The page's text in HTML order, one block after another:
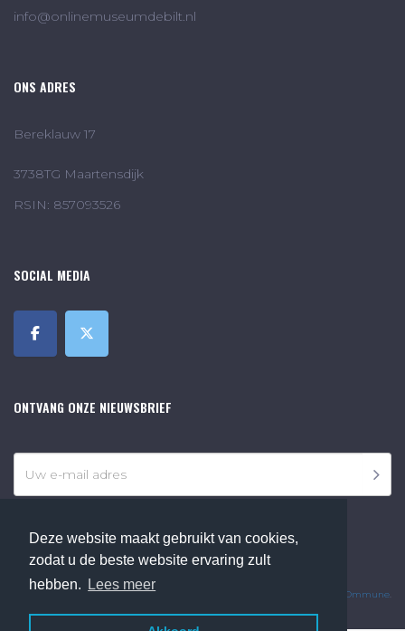
Deze website maakt gebruikt van cookies,
zodat u de beste website ervaring zult
hebben.
Lees meer
info@onlinemuseumdebilt.nl
ONS ADRES
Bereklauw 17
3738TG Maartensdijk
RSIN: 857093526
SOCIAL MEDIA
ONTVANG ONZE NIEUWSBRIEF
©2018 Online Museum de Bilt. Alle rechten voorbehouden.
Ommune